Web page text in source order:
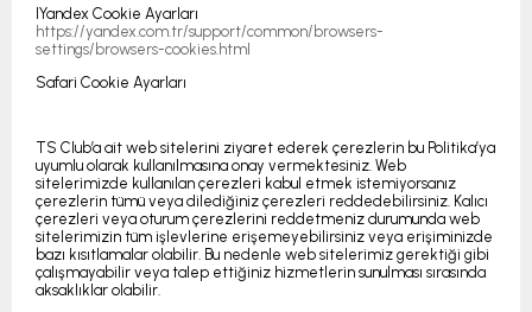
lYandex Cookie Ayarları
https://yandex.com.tr/support/common/browsers-
settings/browsers-cookies.html
Safari Cookie Ayarları
TS Club’a ait web sitelerini ziyaret ederek çerezlerin bu Politika’ya
uyumlu olarak kullanılmasına onay vermektesiniz. Web
sitelerimizde kullanılan çerezleri kabul etmek istemiyorsanız
çerezlerin tümü veya dilediğiniz çerezleri reddedebilirsiniz. Kalıcı
çerezleri veya oturum çerezlerini reddetmeniz durumunda web
sitelerimizin tüm işlevlerine erişemeyebilirsiniz veya erişiminizde
bazı kısıtlamalar olabilir. Bu nedenle web sitelerimiz gerektiği gibi
çalışmayabilir veya talep ettiğiniz hizmetlerin sunulması sırasında
aksaklıklar olabilir.